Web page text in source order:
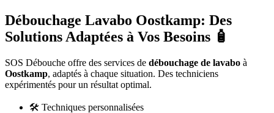
Débouchage Lavabo Oostkamp: Des
Solutions Adaptées à Vos Besoins 🧴
SOS Débouche offre des services de débouchage de lavabo à
Oostkamp, adaptés à chaque situation. Des techniciens
expérimentés pour un résultat optimal.
🛠️ Techniques personnalisées